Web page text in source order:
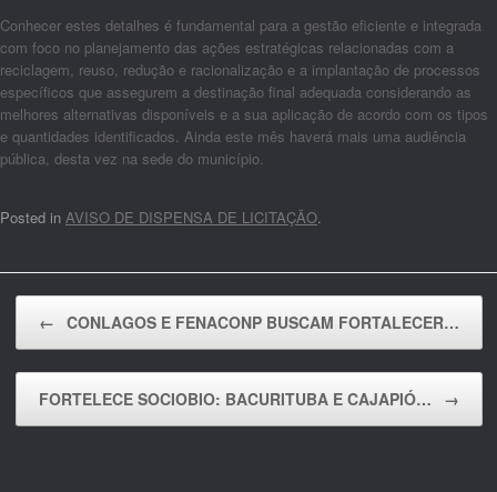
Conhecer estes detalhes é fundamental para a gestão eficiente e integrada
com foco no planejamento das ações estratégicas relacionadas com a
reciclagem, reuso, redução e racionalização e a implantação de processos
específicos que assegurem a destinação final adequada considerando as
melhores alternativas disponíveis e a sua aplicação de acordo com os tipos
e quantidades identificados. Ainda este mês haverá mais uma audiência
pública, desta vez na sede do município.
Posted in AVISO DE DISPENSA DE LICITAÇÃO.
← CONLAGOS E FENACONP BUSCAM FORTALECER…
FORTELECE SOCIOBIO: BACURITUBA E CAJAPIÓ… →